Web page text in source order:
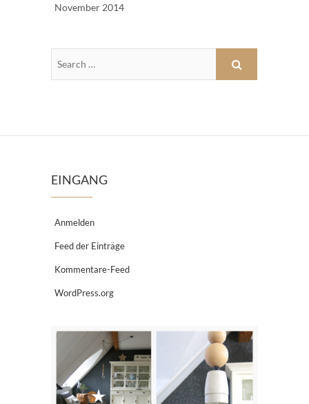
November 2014
EINGANG
Anmelden
Feed der Einträge
Kommentare-Feed
WordPress.org